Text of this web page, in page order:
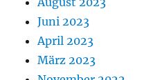
Juni 2023
April 2023
März 2023